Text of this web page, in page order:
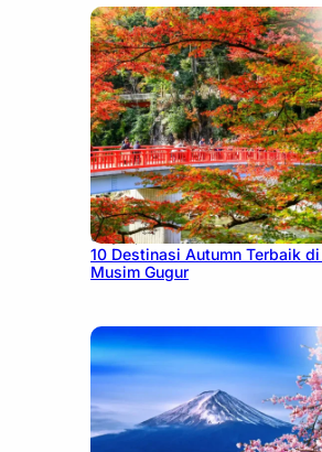
July 9, 2026
10 Destinasi Autumn Terbaik
Musim Gugur